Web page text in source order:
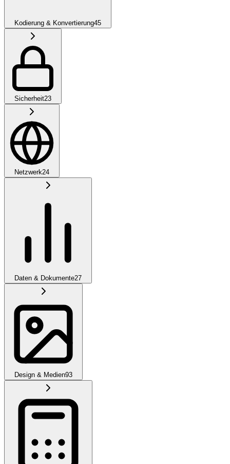
Kodierung & Konvertierung45
Sicherheit23
Netzwerk24
Daten & Dokumente27
Design & Medien93